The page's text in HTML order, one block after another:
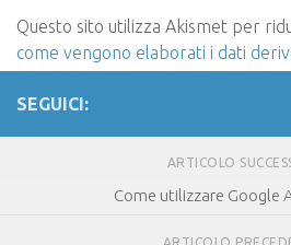
Questo sito utilizza Akismet per
come vengono elaborati i dati
SEGUICI:
ARTICOLO
Come utilizzare Google